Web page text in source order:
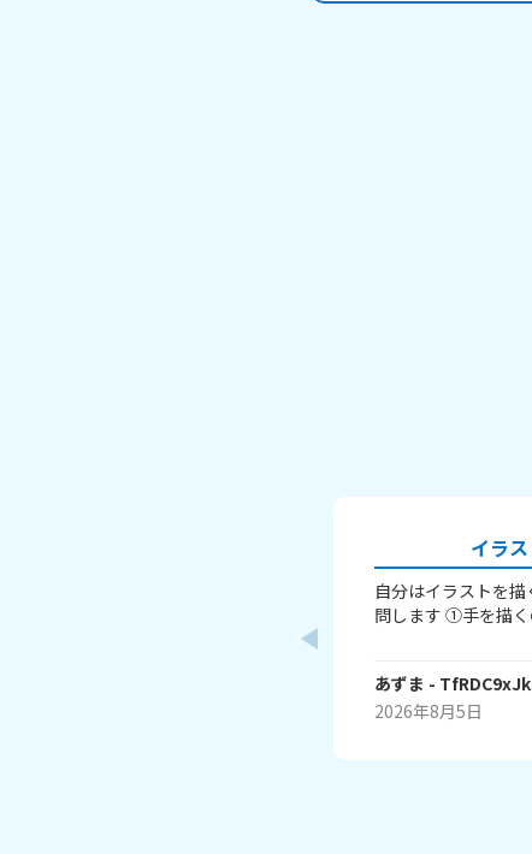
イラ
自分はイラストを
問します ①手を描
か……？ ②いつも立
以外は全く描けませ
あずま -
2026年8月5日